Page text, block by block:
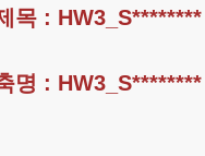
목 : HW3_S********
명 : HW3_S********